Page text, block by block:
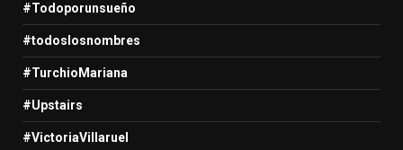
#Todoporunsueño
#todoslosnombres
#TurchioMariana
#Upstairs
#VictoriaVillaruel